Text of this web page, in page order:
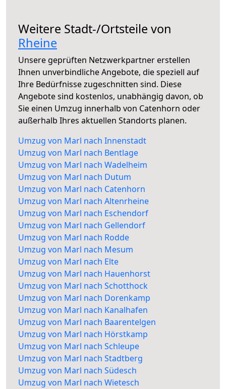
Weitere Stadt-/Ortsteile von
Rheine
Unsere geprüften Netzwerkpartner erstellen
Ihnen unverbindliche Angebote, die speziell auf
Ihre Bedürfnisse zugeschnitten sind. Diese
Angebote sind kostenlos, unabhängig davon, ob
Sie einen Umzug innerhalb von Catenhorn oder
außerhalb Ihres aktuellen Standorts planen.
Umzug von Marl nach Innenstadt
Umzug von Marl nach Bentlage
Umzug von Marl nach Wadelheim
Umzug von Marl nach Dutum
Umzug von Marl nach Catenhorn
Umzug von Marl nach Altenrheine
Umzug von Marl nach Eschendorf
Umzug von Marl nach Gellendorf
Umzug von Marl nach Rodde
Umzug von Marl nach Mesum
Umzug von Marl nach Elte
Umzug von Marl nach Hauenhorst
Umzug von Marl nach Schotthock
Umzug von Marl nach Dorenkamp
Umzug von Marl nach Kanalhafen
Umzug von Marl nach Baarentelgen
Umzug von Marl nach Hörstkamp
Umzug von Marl nach Schleupe
Umzug von Marl nach Stadtberg
Umzug von Marl nach Südesch
Umzug von Marl nach Wietesch